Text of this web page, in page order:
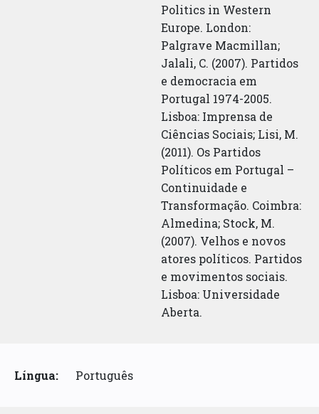
Politics in Western
Europe. London:
Palgrave Macmillan;
Jalali, C. (2007). Partidos
e democracia em
Portugal 1974-2005.
Lisboa: Imprensa de
Ciências Sociais; Lisi, M.
(2011). Os Partidos
Políticos em Portugal –
Continuidade e
Transformação. Coimbra:
Almedina; Stock, M.
(2007). Velhos e novos
atores políticos. Partidos
e movimentos sociais.
Lisboa: Universidade
Aberta.
Língua: Português